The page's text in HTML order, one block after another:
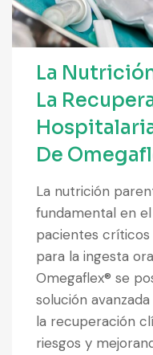
La
La
De
La nutrición
fundamental en
pacientes
para la ingesta
Omegaflex® se
solución
la recuperación
riesgos y